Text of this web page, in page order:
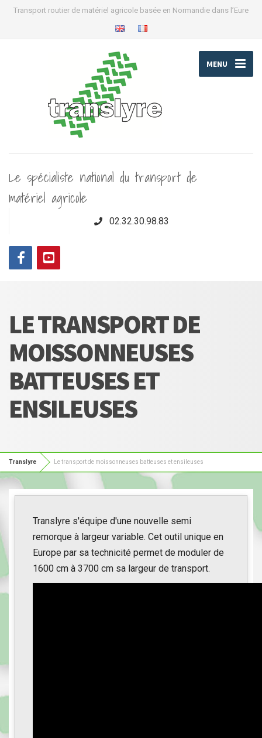
Transport routier de matériel agricole basée en Normandie dans l’Eure
MENU
Le spécialiste national du transport de
matériel agricole
02.32.30.98.83
LE TRANSPORT DE
MOISSONNEUSES
BATTEUSES ET
ENSILEUSES
Translyre Le transport de moissonneuses batteuses et ensileuses
Translyre s'équipe d'une nouvelle semi
remorque à largeur variable. Cet outil unique en
Europe par sa technicité permet de moduler de
1600 cm à 3700 cm sa largeur de transport.